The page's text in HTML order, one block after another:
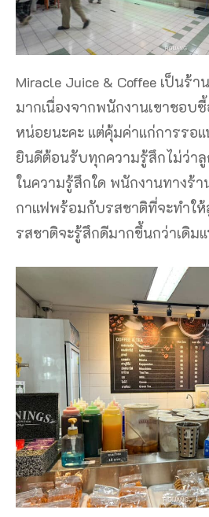
Miracle Juice & Coffee เป็นร้
มากเนื่องจากพนักงานเขาชอบ
หน่อยนะคะ แต่คุ้มค่าแก่การรอ
ยินดีต้อนรับทุกความรู้สึกไม่ว่า
ในความรู้สึกใด พนักงานทางร้า
กาแฟพร้อมกับรสชาติที่จะทำให้
รสชาติจะรู้สึกดีมากขึ้นกว่าเดิม